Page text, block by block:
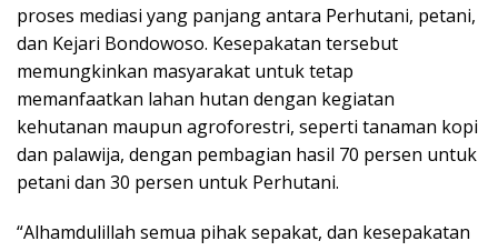
proses mediasi yang panjang antara Perhutani, petani,
dan Kejari Bondowoso. Kesepakatan tersebut
memungkinkan masyarakat untuk tetap
memanfaatkan lahan hutan dengan kegiatan
kehutanan maupun agroforestri, seperti tanaman kopi
dan palawija, dengan pembagian hasil 70 persen untuk
petani dan 30 persen untuk Perhutani.
“Alhamdulillah semua pihak sepakat, dan kesepakatan